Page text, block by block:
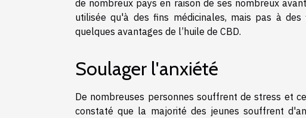
de nombreux pays en raison de ses nombreux
utilisée qu'à des fins médicinales, mais pas à
quelques avantages de l’huile de CBD.
Soulager l'anxiété
De nombreuses personnes souffrent de stress et
constaté que la majorité des jeunes souffrent